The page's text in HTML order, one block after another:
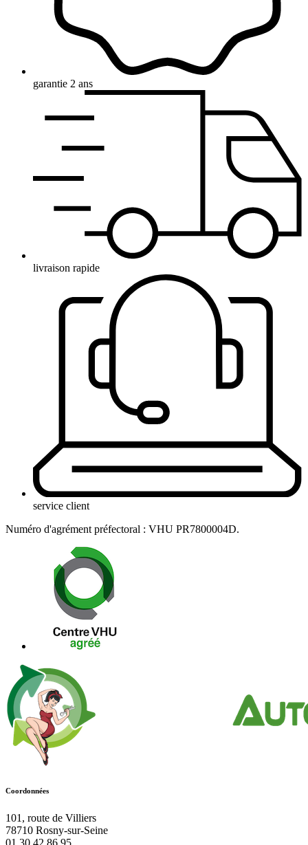
garantie 2 ans
livraison rapide
service client
Numéro d'agrément préfectoral : VHU PR7800004D.
Coordonnées
101, route de Villiers
78710 Rosny-sur-Seine